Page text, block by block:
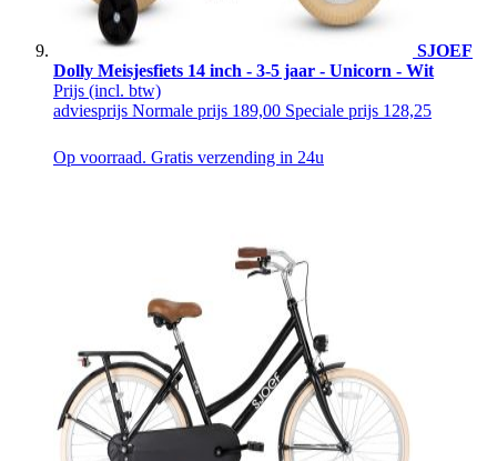
SJOEF
Dolly Meisjesfiets 14 inch - 3-5 jaar - Unicorn - Wit
Prijs (incl. btw)
adviesprijs Normale prijs 189,00 Speciale prijs 128,25
Op voorraad. Gratis verzending in 24u